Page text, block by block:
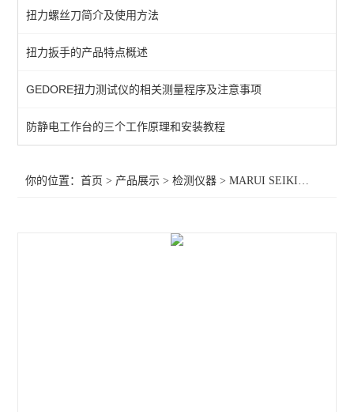
KANETEC高斯计
SIMCO测试仪
日本三丰千分表
MITUTOYO三丰
扭力螺丝刀简介及使用方法
扭力扳手的产品特点概述
GEDORE扭力测试仪的相关测量程序及注意事项
防静电工作台的三个工作原理和安装教程
你的位置：首页 > 产品展示 >检测仪器 >MARUI SEIKI丸井计器